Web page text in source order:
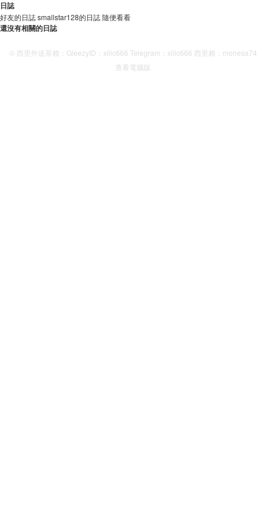
日誌
好友的日誌smallstar128的日誌隨便看看
還沒有相關的日誌
© 西里外送茶賴：GleezyID：xilic666 Telegram：xilic666 西里賴：monesa74
查看電腦版